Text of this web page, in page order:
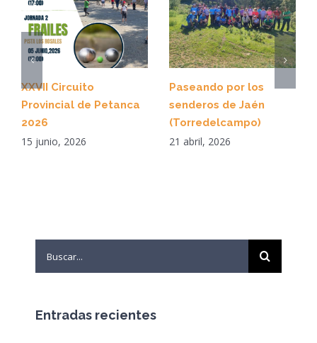
XXVII Circuito
Provincial de Petanca
2026
15 junio, 2026
Paseando por los
senderos de Jaén
(Torredelcampo)
21 abril, 2026
for:
Entradas recientes